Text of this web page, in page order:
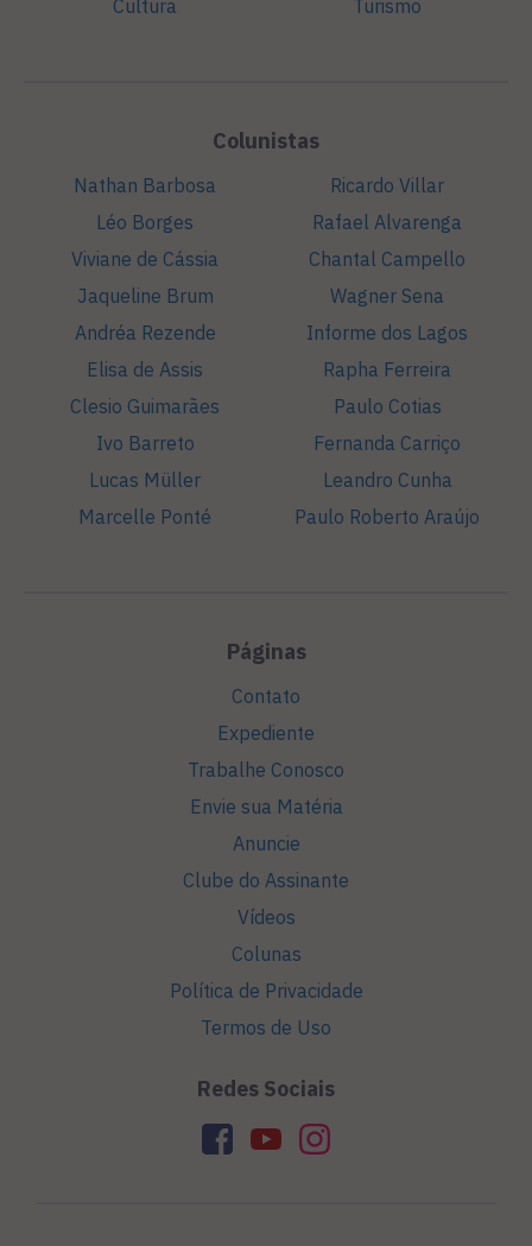
Cultura
Turismo
Colunistas
Nathan Barbosa
Léo Borges
Viviane de Cássia
Jaqueline Brum
Andréa Rezende
Elisa de Assis
Clesio Guimarães
Ivo Barreto
Lucas Müller
Marcelle Ponté
Ricardo Villar
Rafael Alvarenga
Chantal Campello
Wagner Sena
Informe dos Lagos
Rapha Ferreira
Paulo Cotias
Fernanda Carriço
Leandro Cunha
Paulo Roberto Araújo
Páginas
Contato
Expediente
Trabalhe Conosco
Envie sua Matéria
Anuncie
Clube do Assinante
Vídeos
Colunas
Política de Privacidade
Termos de Uso
Redes Sociais